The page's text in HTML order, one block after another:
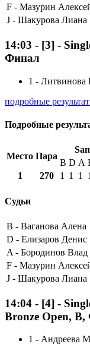
F - Мазурин
J - Шакурова Лиана
14:03 - [3] -
Финал
1 - Литвинова
подробные
Подробные
Место Пара
B D A
1
270 1 1 1 1
Судьи
B - Ваганова Алена
D - Елизаров Денис
A - Бородинов Влад
F - Мазурин
J - Шакурова Лиана
14:04 - [4] -
Bronze Open,
1 - Андреева